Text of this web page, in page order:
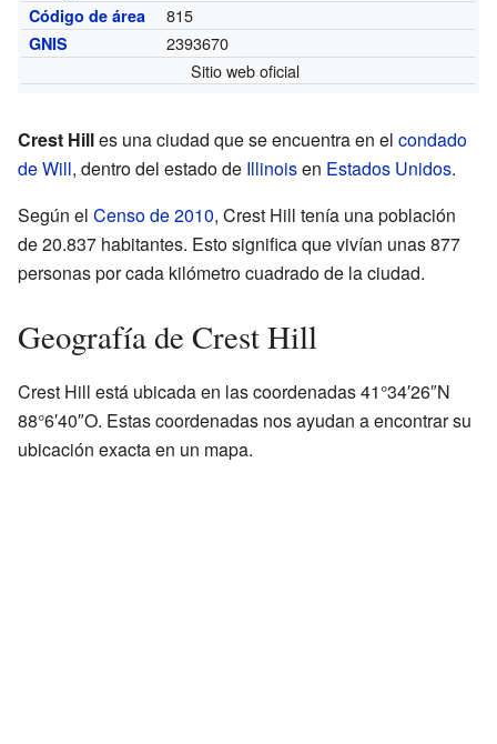
Código de área 815
GNIS
2393670
Sitio web oficial
Crest Hilles una ciudad que se encuentra en el condado
de Will, dentro del estado de Illinoisen Estados Unidos.
Según el Censo de 2010, Crest Hill tenía una población
de 20.837 habitantes. Esto significa que vivían unas 877
personas por cada kilómetro cuadrado de la ciudad.
Geografía de Crest Hill
Crest Hill está ubicada en las coordenadas 41°34′26″N
88°6′40″O. Estas coordenadas nos ayudan a encontrar su
ubicación exacta en un mapa.